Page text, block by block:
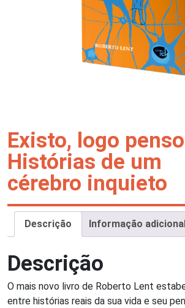
Existo, logo
Histórias de um
cérebro inquieto
Descrição Informação
Descrição
O mais novo livro de Roberto Lent
entre histórias reais da sua vida e seu